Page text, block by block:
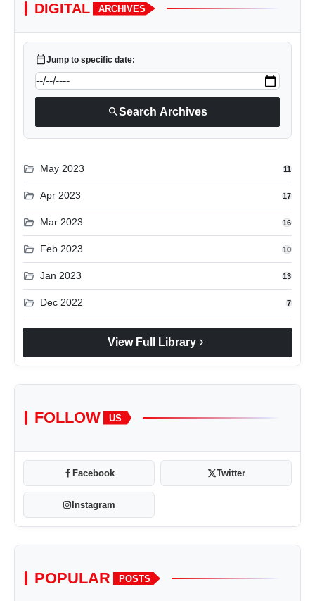
DIGITAL ARCHIVES
calendar_todayJump to specific date:
searchSearch Archives
folder_open May 2023 11
folder_open Apr 2023 17
folder_open Mar 2023 16
folder_open Feb 2023 10
folder_open Jan 2023 13
folder_open Dec 2022 7
View Full Library chevron_right
FOLLOW US
Facebook Twitter
Instagram
POPULAR POSTS